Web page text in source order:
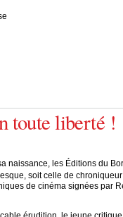
toute liberté !
naissance, les Éditions du
soit celle de
de cinéma signées par